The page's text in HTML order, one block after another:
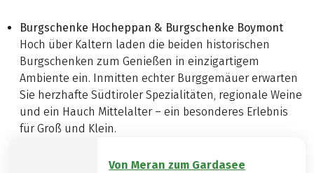
Burgschenke Hocheppan & Burgschenke Boymont
Hoch über Kaltern laden die beiden historischen
Burgschenken zum Genießen in einzigartigem
Ambiente ein. Inmitten echter Burggemäuer erwarten
Sie herzhafte Südtiroler Spezialitäten, regionale Weine
und ein Hauch Mittelalter – ein besonderes Erlebnis
für Groß und Klein.
Von Meran zum Gardasee